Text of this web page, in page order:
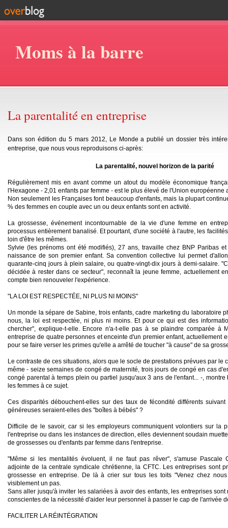
Moms à la barre
La parentalité en entreprise
Dans son édition du 5 mars 2012, Le Monde a publié un dossier très
entreprise, que nous vous reproduisons ci-après:
La parentalité, nouvel horizon de la parité
Régulièrement mis en avant comme un atout du modèle économique
l'Hexagone - 2,01 enfants par femme - est le plus élevé de l'Union européenne
Non seulement les Françaises font beaucoup d'enfants, mais la plupart
% des femmes en couple avec un ou deux enfants sont en activité.
La grossesse, événement incontournable de la vie d'une femme en
processus entièrement banalisé. Et pourtant, d'une société à l'autre, les
loin d'être les mêmes.
Sylvie (les prénoms ont été modifiés), 27 ans, travaille chez BNP Paribas
naissance de son premier enfant. Sa convention collective lui permet d'
quarante-cinq jours à plein salaire, ou quatre-vingt-dix jours à demi-salaire.
décidée à resterdans ce secteur", reconnaît la jeune femme, actuellement
compte bien renouveler l'expérience.
"LA LOI EST RESPECTÉE, NI PLUS NI MOINS"
Un monde la sépare de Sabine, trois enfants, cadre marketing du laboratoire
nous, la loi est respectée, ni plus ni moins. Et pour ce qui est des
chercher", explique-t-elle. Encore n'a-t-elle pas à seplaindre comparée à
entreprise de quatre personnes et enceinte d'un premier enfant, actuellement
pour se faire verser les primes qu'elle a arrêté de toucher "à cause" de sa
Le contraste de ces situations, alors que le socle de prestations prévues par le
même - seize semaines de congé de maternité, trois jours de congé en cas
congé parental à temps plein ou partiel jusqu'aux 3 ans de l'enfant... -,
les femmes à ce sujet.
Ces disparités débouchent-elles sur des taux de fécondité différents
généreuses seraient-elles des "boîtes à bébés" ?
Difficile de le savoir, car si les employeurs communiquent volontiers sur la
l'entreprise ou dans les instances de direction, elles deviennent soudain
de grossesses ou d'enfants par femme dans l'entreprise.
"Même si les mentalités évoluent, il ne faut pas rêver", s'amuse
Pascale
adjointe de la centrale syndicale chrétienne, la CFTC. Les entreprises sont
grossesse en entreprise. De là àcrier sur tous les toits "Venez chez
visiblement un pas.
Sansaller jusqu'àinviter les salariées à avoirdes enfants, les entreprises
conscientes de la nécessité d'aider leur personnel à passer le cap de l'arrivée
FACILITER LA RÉINTÉGRATION